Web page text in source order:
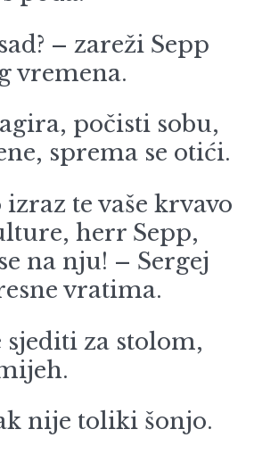
– zareži Sepp
vremena.
počisti sobu,
sprema se otići.
izraz te vaše krvavo
herr Sepp,
na nju! – Sergej
vratima.
sjediti za stolom,
nije toliki šonjo.